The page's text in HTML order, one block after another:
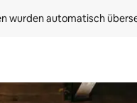
wurden automatisch